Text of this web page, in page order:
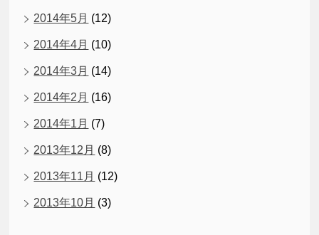
2014年5月 (12)
2014年4月 (10)
2014年3月 (14)
2014年2月 (16)
2014年1月 (7)
2013年12月 (8)
2013年11月 (12)
2013年10月 (3)